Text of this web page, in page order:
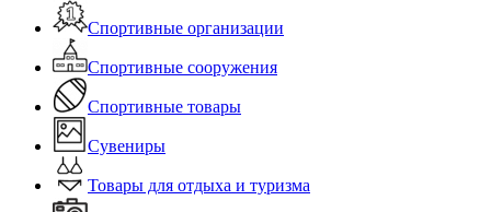
Спортивные организации
Спортивные сооружения
Спортивные товары
Сувениры
Товары для отдыха и туризма